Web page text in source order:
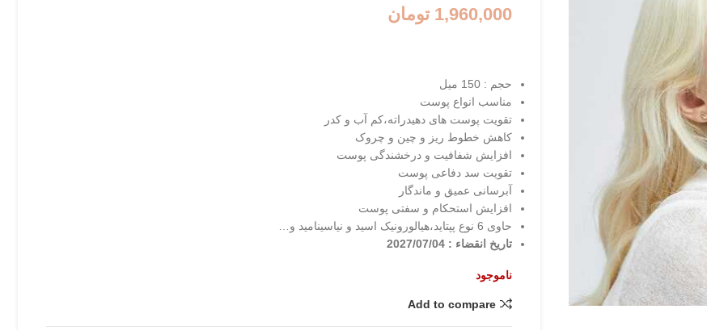
1,960,000 تومان
حجم : 150 میل
مناسب انواع پوست
تقویت پوست های دهیدراته،کم آب و کدر
کاهش خطوط ریز و چین و چروک
افزایش شفافیت و درخشندگی پوست
تقویت سد دفاعی پوست
آبرسانی عمیق و ماندگار
افزایش استحکام و سفتی پوست
حاوی 6 نوع پپتاید،هیالورونیک اسید و نیاسینامید و…
تاریخ انقضاء : 2027/07/04
ناموجود
Add to compare